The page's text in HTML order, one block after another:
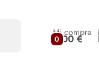
0
Mi compra
0,00 €